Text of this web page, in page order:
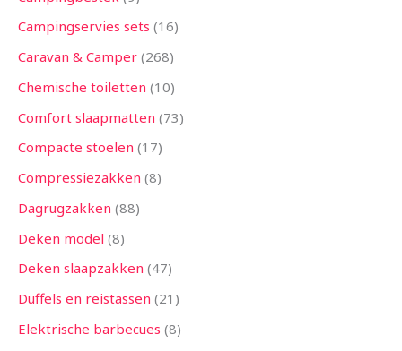
Campingservies sets 16
Caravan & Camper 268
Chemische toiletten 10
Comfort slaapmatten 73
Compacte stoelen 17
Compressiezakken 8
Dagrugzakken 88
Deken model 8
Deken slaapzakken 47
Duffels en reistassen 21
Elektrische barbecues 8